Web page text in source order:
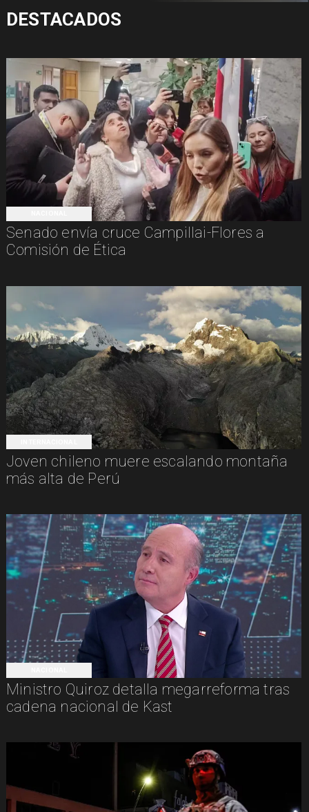
Senado envía cruce Campillai-Flores a
Comisión de Ética
Joven chileno muere escalando montaña
más alta de Perú
Ministro Quiroz detalla megarreforma tras
cadena nacional de Kast
DESTACADOS